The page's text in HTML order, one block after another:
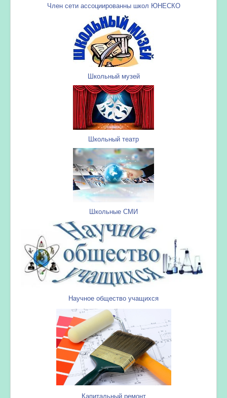
Член сети ассоциированны школ ЮНЕСКО
Школьный музей
Школьный театр
Школьные СМИ
Научное общество учащихся
Капитальный ремонт